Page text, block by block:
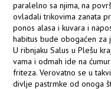
paralelno sa njima, na
ovladali trikovima zanata
ponos alasa i kuvara i
habitus bude obogaćen za
U ribnjaku Salus u Plešu
vama i odmah ide na
friteza. Verovatno se u
divlje pastrmke od onoga